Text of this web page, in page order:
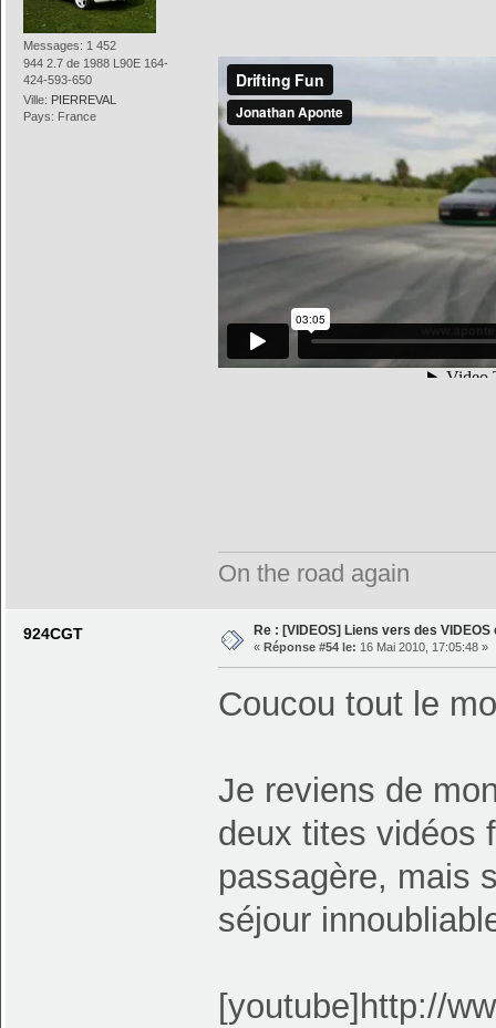
Messages: 1 452
944 2.7 de 1988 L90E 164-
424-593-650
Ville: PIERREVAL
Pays: France
On the road again
924CGT Re : [VIDEOS] Liens vers des
« Réponse #54 le: 16 Mai 2010, 17:05:48 »
Coucou tout le
Je reviens de
deux tites vidéos
passagère, mais
séjour
[youtube]http://